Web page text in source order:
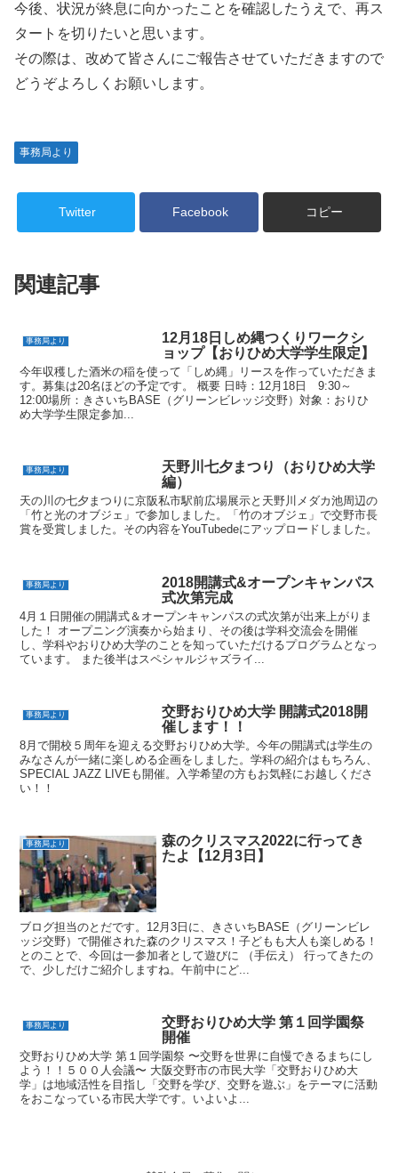
今後、状況が終息に向かったことを確認したうえで、再ス
タートを切りたいと思います。
その際は、改めて皆さんにご報告させていただきますので
どうぞよろしくお願いします。
事務局より
Twitter Facebook コピー
関連記事
事務局より
12月18日しめ縄つくりワークシ
ョップ【おりひめ大学学生限定】
今年収穫した酒米の稲を使って「しめ縄」リースを作っていただきま
す。募集は20名ほどの予定です。 概要 日時：12月18日 9:30～
12:00場所：きさいちBASE（グリーンビレッジ交野）対象：おりひ
め大学学生限定参加...
事務局より
天野川七夕まつり（おりひめ大学
編）
天の川の七夕まつりに京阪私市駅前広場展示と天野川メダカ池周辺の
「竹と光のオブジェ」で参加しました。「竹のオブジェ」で交野市長
賞を受賞しました。その内容をYouTubedeにアップロードしました。
事務局より
2018開講式&オープンキャンパス
式次第完成
4月１日開催の開講式＆オープンキャンパスの式次第が出来上がりま
した！ オープニング演奏から始まり、その後は学科交流会を開催
し、学科やおりひめ大学のことを知っていただけるプログラムとなっ
ています。 また後半はスペシャルジャズライ...
事務局より
交野おりひめ大学 開講式2018開
催します！！
8月で開校５周年を迎える交野おりひめ大学。今年の開講式は学生の
みなさんが一緒に楽しめる企画をしました。学科の紹介はもちろん、
SPECIAL JAZZ LIVEも開催。入学希望の方もお気軽にお越しくださ
い！！
事務局より
森のクリスマス2022に行ってき
たよ【12月3日】
ブログ担当のとだです。12月3日に、きさいちBASE（グリーンビレ
ッジ交野）で開催された森のクリスマス！子どもも大人も楽しめる！
とのことで、今回は一参加者として遊びに （手伝え） 行ってきたの
で、少しだけご紹介しますね。午前中にど...
事務局より
交野おりひめ大学 第１回学園祭
開催
交野おりひめ大学 第１回学園祭 〜交野を世界に自慢できるまちにし
よう！！５００人会議〜 大阪交野市の市民大学「交野おりひめ大
学」は地域活性を目指し「交野を学び、交野を遊ぶ」をテーマに活動
をおこなっている市民大学です。いよいよ...